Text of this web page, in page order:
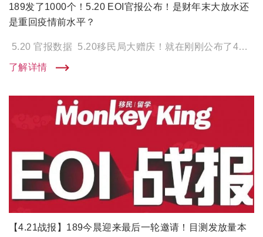
189发了1000个！5.20 EOI官报公布！是财年末大放水还
是重回疫情前水平？
5.20 官报数据 5.20移民局大赠庆！就在刚刚公布了4月份的官报数据！在本轮邀请中，189独立技术移民 […]
了解详情
【4.21战报】189今晨迎来最后一轮邀请！目测发放量本